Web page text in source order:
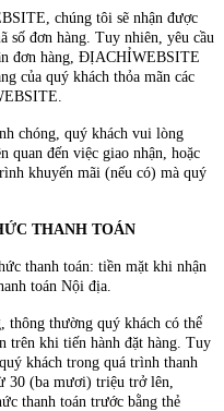
chúng tôi sẽ nhận được
số đơn hàng. Tuy nhiên, yêu cầu
đơn hàng, ĐỊACHỈWEBSITE
của quý khách thỏa mãn các
chóng, quý khách vui lòng
quan đến việc giao nhận, hoặc
khuyến mãi (nếu có) mà quý
THANH TOÁN
thanh toán: tiền mặt khi nhận
toán Nội địa.
thường quý khách có thể
trên khi tiến hành đặt hàng. Tuy
khách trong quá trình thanh
30 (ba mươi) triệu trở lên,
thanh toán trước bằng thẻ